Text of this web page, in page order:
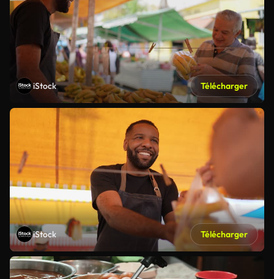
iStock Télécharger
iStock Télécharger